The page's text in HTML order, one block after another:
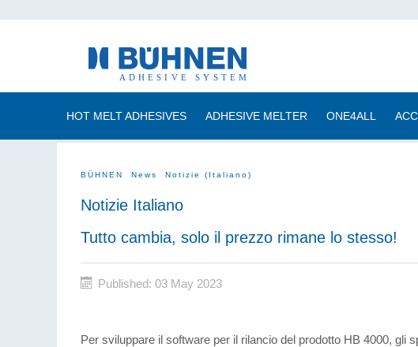
HOT MELT ADHESIVES ADHESIVE MELTER ONE4ALL
BÜHNEN News Notizie (Italiano)
Notizie Italiano
Tutto cambia, solo il prezzo rimane lo stesso!
Published: 03 May 2023
Per sviluppare il software per il rilancio del prodotto HB 4000, gli